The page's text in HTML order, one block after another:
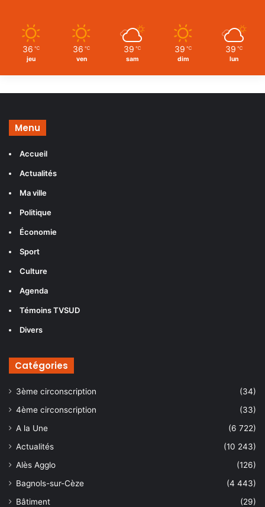
36 ℃
jeu
36 ℃
ven
39 ℃
sam
39 ℃
dim
39 ℃
lun
Menu
Accueil
Actualités
Ma ville
Politique
Économie
Sport
Culture
Agenda
Témoins TVSUD
Divers
Catégories
3ème circonscription
(34)
4ème circonscription
(33)
A la Une
(6 722)
Actualités
(10 243)
Alès Agglo
(126)
Bagnols-sur-Cèze
(4 443)
Bâtiment
(29)